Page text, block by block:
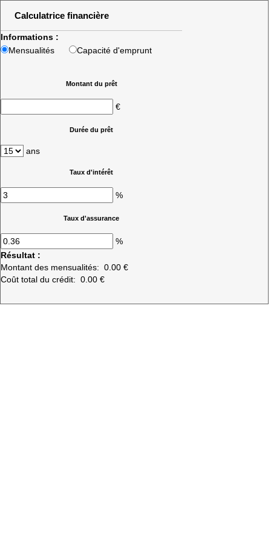
Calculatrice financière
Informations :
Mensualités
Capacité d'emprunt
Montant du prêt
€
Durée du prêt
ans
Taux d'intérêt
%
Taux d'assurance
%
Résultat :
Montant des mensualités: 0.00 €
Coût total du crédit: 0.00 €